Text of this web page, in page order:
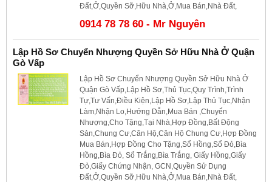
Đất,Ở,Quyền Sỡ,Hữu Nhà,Ở,Mua Bán,Nhà Đất,
0914 78 78 60 - Mr Nguyên
Lập Hồ Sơ Chuyển Nhượng Quyền Sở Hữu Nhà Ở Quận
Gò Vấp
Lập Hồ Sơ Chuyển Nhượng Quyền Sở Hữu Nhà Ở
Quận Gò Vấp,Lập Hồ Sơ,Thủ Tục,Quy Trình,Trình
Tự,Tư Vấn,Điều Kiện,Lập Hồ Sơ,Lập Thủ Tục,Nhận
Làm,Nhận Lo,Hướng Dẫn,Mua Bán ,Chuyển
Nhượng,Cho Tặng,Tại Nhà,Hợp Đồng,Bất Động
Sản,Chung Cư,Căn Hộ,Căn Hộ Chung Cư,Hợp Đồng
Mua Bán,Hợp Đồng Cho Tặng,Sổ Hồng,Sổ Đỏ,Bìa
Hồng,Bìa Đỏ, Sổ Trắng,Bìa Trắng, Giấy Hồng,Giấy
Đỏ,Giấy Chứng Nhận, GCN,Quyền Sử Dụng
Đất,Ở,Quyền Sỡ,Hữu Nhà,Ở,Mua Bán,Nhà Đất,